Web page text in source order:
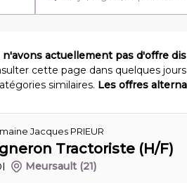
n'avons actuellement pas d'offre
cette page dans quelques
similaires. Les offres
Jacques PRIEUR
Tractoriste (H/F)
Meursault (21)